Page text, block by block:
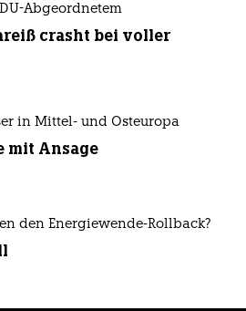
Abgeordnetem
crasht bei voller
in Mittel- und Osteuropa
mit Ansage
den Energiewende-Rollback?